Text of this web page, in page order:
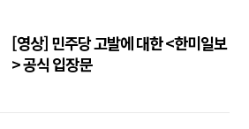
[영상] 민주당 고발에 대한 <한미일보
> 공식 입장문